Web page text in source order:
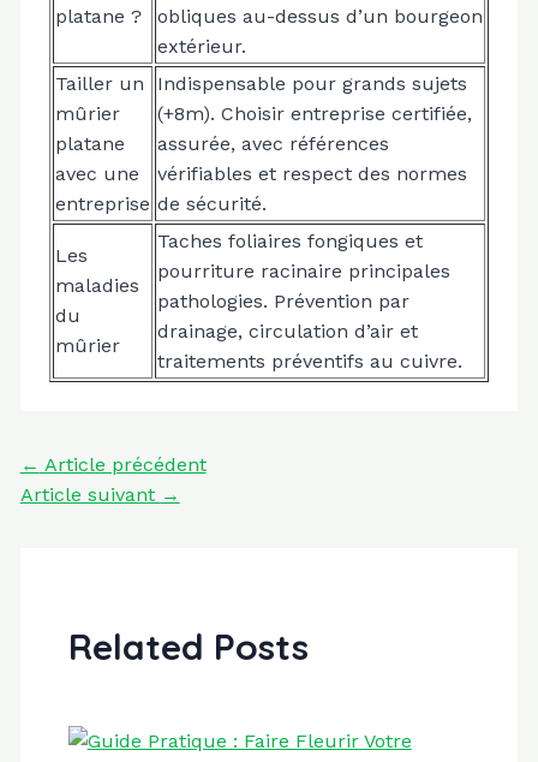
platane ?
obliques au-dessus d’un bourgeon
extérieur.
Tailler un
mûrier
platane
avec une
entreprise
Indispensable pour grands sujets
(+8m). Choisir entreprise certifiée,
assurée, avec références
vérifiables et respect des normes
de sécurité.
Les
maladies
du
mûrier
Taches foliaires fongiques et
pourriture racinaire principales
pathologies. Prévention par
drainage, circulation d’air et
traitements préventifs au cuivre.
Navigation
des
← Article précédent
Article suivant →
Related Posts